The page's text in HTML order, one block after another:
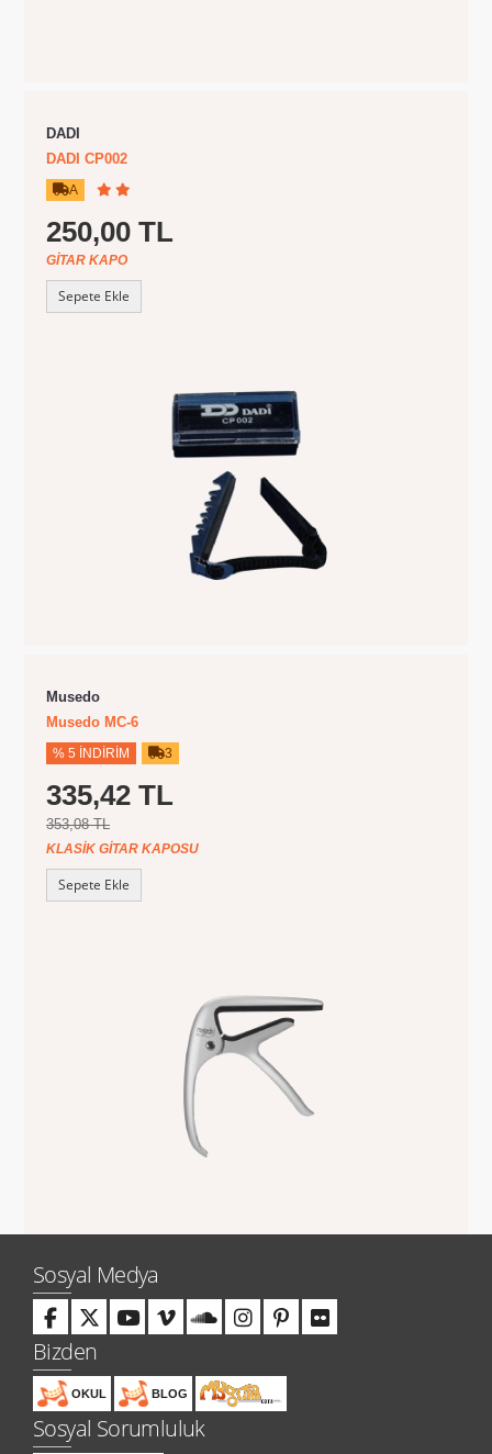
DADI
DADI CP002
A
250,00 TL
GITAR KAPO
Sepete Ekle
Musedo
Musedo MC-6
% 5 İNDIRIM 3
335,42 TL
353,08 TL
KLASIK GITAR KAPOSU
Sepete Ekle
Sosyal Medya
Bizden
OKUL BLOG
Sosyal Sorumluluk